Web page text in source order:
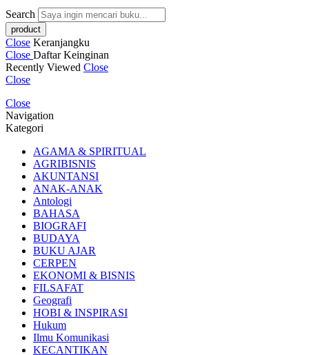
Search
Close Keranjangku
Close Daftar Keinginan
Recently Viewed Close
Close
Close
Navigation
Kategori
AGAMA & SPIRITUAL
AGRIBISNIS
AKUNTANSI
ANAK-ANAK
Antologi
BAHASA
BIOGRAFI
BUDAYA
BUKU AJAR
CERPEN
EKONOMI & BISNIS
FILSAFAT
Geografi
HOBI & INSPIRASI
Hukum
Ilmu Komunikasi
KECANTIKAN